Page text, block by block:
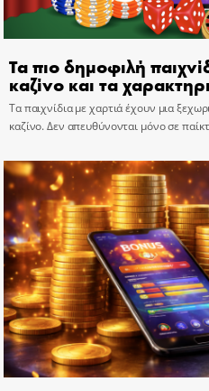
Τα πιο δημοφιλή
καζίνο και τα
Τα παιχνίδια με χαρτιά έχουν μια
καζίνο. Δεν απευθύνονται μόνο σε